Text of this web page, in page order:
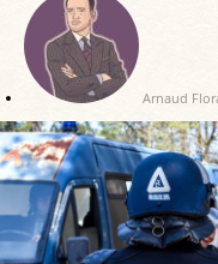
Arnaud